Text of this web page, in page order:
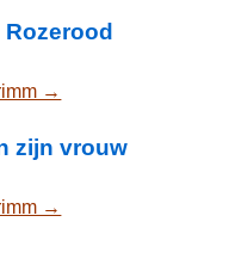
→
zijn vrouw
→